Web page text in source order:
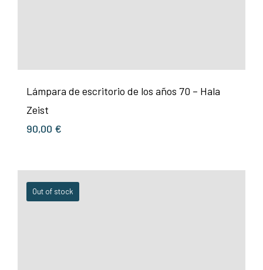
Lámpara de escritorio de los años 70 – Hala
Zeist
90,00 €
Out of stock